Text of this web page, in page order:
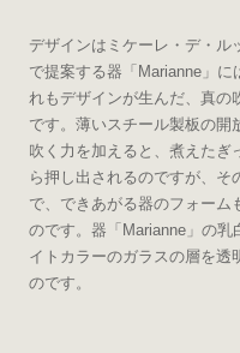
デザインはミケーレ・デ・ル
で提案する器「Marianne」
れもデザインが生んだ、真の
です。薄いスチール製板の開
吹く力を加えると、煮えたぎ
ら押し出されるのですが、
で、できあがる器のフォーム
のです。器「Marianne」の
イトカラーのガラスの層を透
のです。